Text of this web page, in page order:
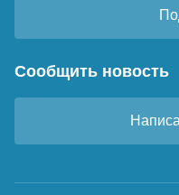
Сообщить новость